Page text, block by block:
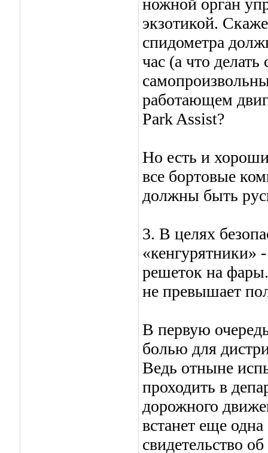
ножной орган
экзотикой.
спидометра
час (а что
работающем
Park Assist?
Но есть и
все бортовые
должны быть
3. В целях
«кенгурятники»
решеток на
не превышает
В первую
болью для
Ведь отныне
проходить в
дорожного
встанет еще
свидетельство